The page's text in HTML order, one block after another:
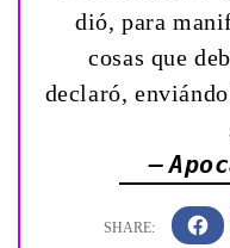
dió, para
cosas que
declaró,
—